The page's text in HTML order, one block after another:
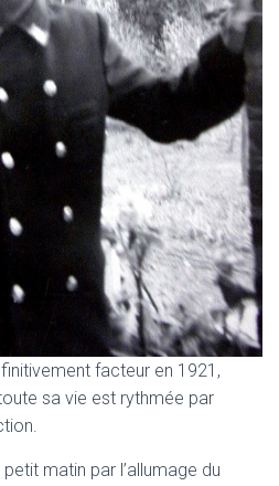
facteur en 1921,
sa vie est rythmée par
matin par l’allumage du